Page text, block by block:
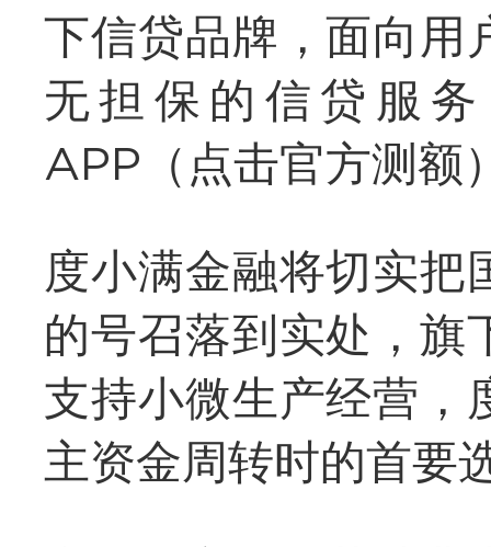
下信贷品牌，面向
无担保的信贷服
APP（点击官方测额
度小满金融将切实把
的号召落到实处，旗
支持小微生产经营，
主资金周转时的首要